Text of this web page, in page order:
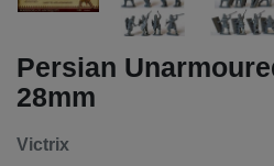
Persian
28mm
Victrix